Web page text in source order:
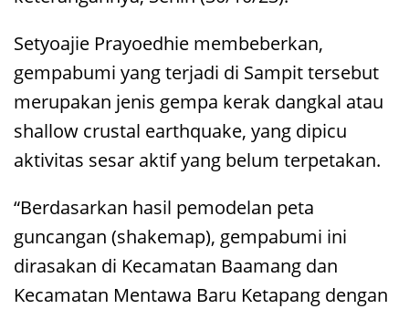
Setyoajie Prayoedhie membeberkan,
gempabumi yang terjadi di Sampit tersebut
merupakan jenis gempa kerak dangkal atau
shallow crustal earthquake, yang dipicu
aktivitas sesar aktif yang belum terpetakan.
“Berdasarkan hasil pemodelan peta
guncangan (shakemap), gempabumi ini
dirasakan di Kecamatan Baamang dan
Kecamatan Mentawa Baru Ketapang dengan